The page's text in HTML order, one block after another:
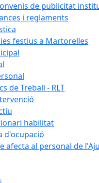
de publicitat
i reglaments
festius a Martorelles
de Treball - RLT
habilitat
d'ocupació
afecta al personal de